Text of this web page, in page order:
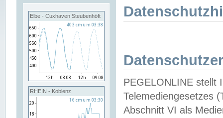
Elbe - Cuxhaven Steubenhöft
RHEIN - Koblenz
PEGELONLINE stellt
Telemediengesetzes
Abschnitt VI als